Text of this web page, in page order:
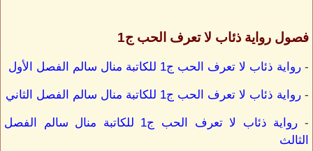
فصول رواية ذئاب لا تعرف الحب ج1
- رواية ذئاب لا تعرف الحب ج1 للكاتبة منال سالم الفصل الأول
- رواية ذئاب لا تعرف الحب ج1 للكاتبة منال سالم الفصل الثاني
-
رواية ذئاب لا تعرف الحب ج1 للكاتبة منال سالم الفصل
الثالث